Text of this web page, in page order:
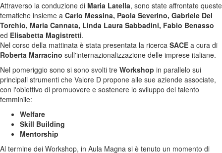
Attraverso la conduzione di Maria Latella, sono state affrontate queste
tematiche insieme a Carlo Messina, Paola Severino, Gabriele Del
Torchio, Maria Cannata, Linda Laura Sabbadini, Fabio Benasso
ed Elisabetta Magistretti.
Nel corso della mattinata è stata presentata la ricerca SACE a cura di
Roberta Marracino sull'internazionalizzazione delle imprese italiane.
Nel pomeriggio sono si sono svolti tre Workshop in parallelo sui
principali strumenti che Valore D propone alle sue aziende associate,
con l'obiettivo di promuovere e sostenere lo sviluppo del talento
femminile:
Welfare
Skill Building
Mentorship
Al termine dei Workshop, in Aula Magna si è tenuto un momento di